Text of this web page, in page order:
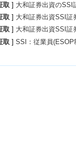
取 ] 大和証券出資の
取 ] 大和証券出資SSI証
取 ] 大和証券出資SSI証
取 ] SSI：従業員(ESOP